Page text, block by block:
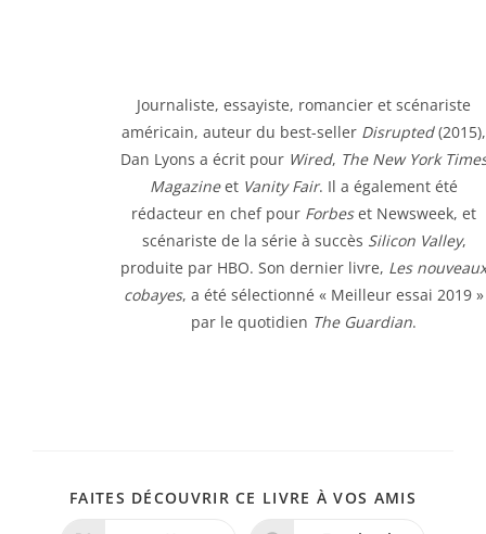
Journaliste, essayiste, romancier et scénariste
américain, auteur du best-seller Disrupted(2015),
Dan Lyons a écrit pour Wired, The New York
Magazineet Vanity Fair. Il a également été
rédacteur en chef pour Forbeset Newsweek, et
scénariste de la série à succès Silicon Valley,
produite par HBO. Son dernier livre, Les nouveaux
cobayes, a été sélectionné « Meilleur essai 2019 »
par le quotidien The Guardian.
FAITES DÉCOUVRIR CE LIVRE À VOS AMIS